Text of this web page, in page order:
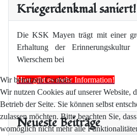
Kriegerdenkmal saniert!
Die KSK Mayen trägt mit einer
Erhaltung der
Wierschem bei
Hier gibt es mehr Information!
Neueste Beiträge
Wir benutzen Cookies
Wir nutzen Cookies auf unserer Website,
Betrieb der Seite. Sie können selbst
zulassen möchten. Bitte beachten Sie,
womöglich nicht mehr alle